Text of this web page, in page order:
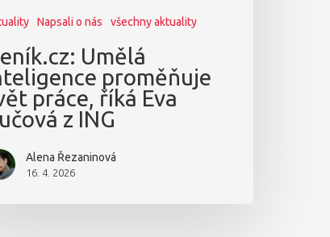
Napsali o nás všechny aktuality
Umělá
proměňuje
práce, říká Eva
z ING
Alena Řezaninová
16. 4. 2026